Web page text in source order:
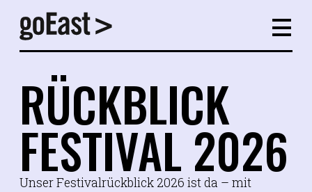
RÜCKBLICK
FESTIVAL 2026
Unser Festivalrückblick 2026 ist da – mit